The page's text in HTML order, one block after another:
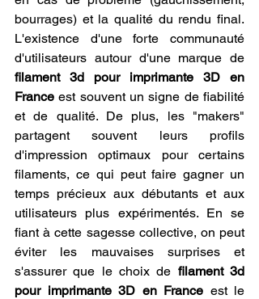
bourrages) et la qualité du rendu final.
L'existence d'une forte communauté
filament 3d pour imprimante 3D en
France est souvent un signe de fiabilité
et de qualité. De plus, les "makers"
partagent souvent leurs profils
d'impression optimaux pour certains
filaments, ce qui peut faire gagner un
temps précieux aux débutants et aux
utilisateurs plus expérimentés. En se
fiant à cette sagesse collective, on peut
éviter les mauvaises surprises et
s'assurer que le choix de filament 3d
pour imprimante 3D en France est le